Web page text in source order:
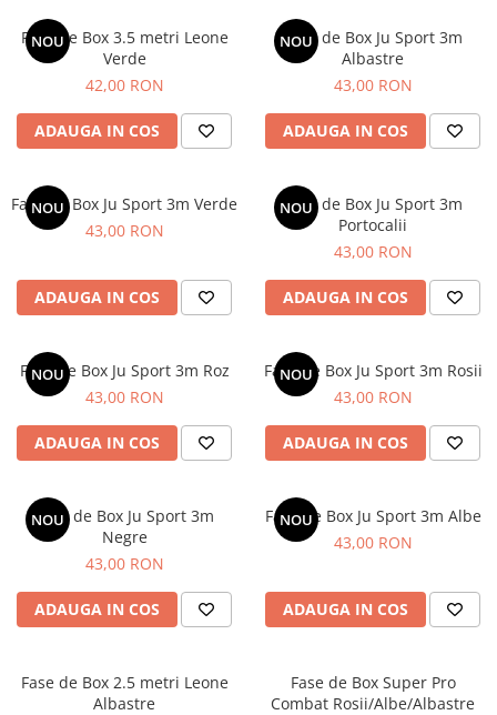
NOU
Fase de Box 3.5 metri Leone
Verde
42,00 RON
ADAUGA IN COS
NOU
Fase de Box Ju Sport 3m
Albastre
43,00 RON
ADAUGA IN COS
NOU
Fase de Box Ju Sport 3m Verde
43,00 RON
ADAUGA IN COS
NOU
Fase de Box Ju Sport 3m
Portocalii
43,00 RON
ADAUGA IN COS
NOU
Fase de Box Ju Sport 3m Roz
43,00 RON
ADAUGA IN COS
NOU
Fase de Box Ju Sport 3m Rosii
43,00 RON
ADAUGA IN COS
NOU
Fase de Box Ju Sport 3m
Negre
43,00 RON
ADAUGA IN COS
NOU
Fase de Box Ju Sport 3m Albe
43,00 RON
ADAUGA IN COS
Fase de Box 2.5 metri Leone
Albastre
Fase de Box Super Pro
Combat Rosii/Albe/Albastre